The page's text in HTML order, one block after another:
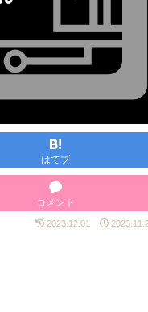
はてブ
コメント
2023.12.01